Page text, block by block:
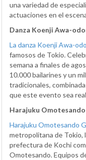
una variedad de
actuaciones en el
Danza Koenji Awa-
La danza Koenji Awa-
famosos de Tokio.
semana a finales de
10.000 bailarines y un
tradicionales,
que este evento sea
Harajuku
Harajuku Omotesando
metropolitana de Tokio,
prefectura de Kochi
Omotesando. Equipos